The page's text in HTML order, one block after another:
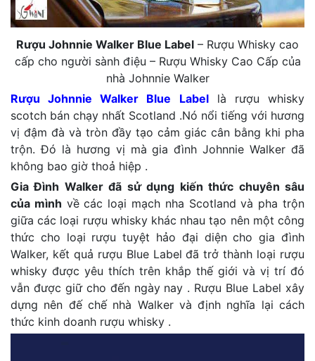
Rượu Johnnie Walker Blue Label – Rượu Whisky cao
cấp cho người sành điệu – Rượu Whisky Cao Cấp của
nhà Johnnie Walker
Rượu Johnnie Walker Blue Labellà rượu whisky
scotch bán chạy nhất Scotland .Nó nổi tiếng với hương
vị đậm đà và tròn đầy tạo cảm giác cân bằng khi pha
trộn. Đó là hương vị mà gia đình Johnnie Walker đã
không bao giờ thoả hiệp .
Gia Đình Walker đã sử dụng kiến thức chuyên sâu
của mình về các loại mạch nha Scotland và pha trộn
giữa các loại rượu whisky khác nhau tạo nên một công
thức cho loại rượu tuyệt hảo đại diện cho gia đình
Walker, kết quả rượu Blue Label đã trở thành loại rượu
whisky được yêu thích trên khắp thế giới và vị trí đó
vẫn được giữ cho đến ngày nay . Rượu Blue Label xây
dựng nên đế chế nhà Walker và định nghĩa lại cách
thức kinh doanh rượu whisky .